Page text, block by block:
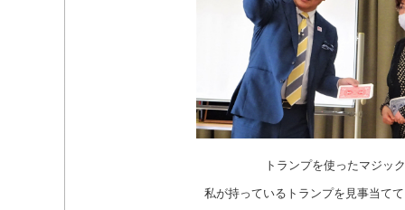
トランプを使ったマジック
私が持っているトランプを見事当て